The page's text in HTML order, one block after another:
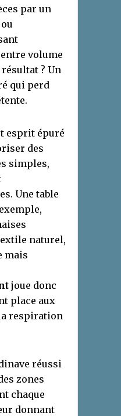
par un
volume
? Un
qui perd
esprit épuré
des
simples,
Une table
naturel,
mais
joue donc
place aux
respiration
réussi
zones
chaque
donnant